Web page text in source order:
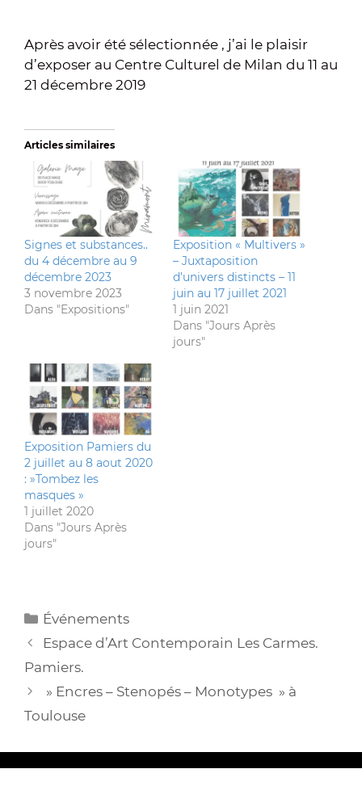
Après avoir été sélectionnée , j’ai le plaisir
d’exposer au Centre Culturel de Milan du 11 au
21 décembre 2019
Articles similaires
Signes et substances..
du 4 décembre au 9
décembre 2023
3 novembre 2023
Dans "Expositions"
Exposition « Multivers »
– Juxtaposition
d’univers distincts – 11
juin au 17 juillet 2021
1 juin 2021
Dans "Jours Après
jours"
Exposition Pamiers du
2 juillet au 8 aout 2020
: »Tombez les
masques »
1 juillet 2020
Dans "Jours Après
jours"
Catégories
Événements
Espace d’Art Contemporain Les Carmes.
Pamiers.
» Encres – Stenopés – Monotypes » à
Toulouse